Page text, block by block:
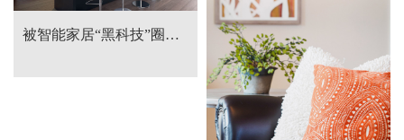
被智能家居“黑科技”圈粉，做最靓的仔！